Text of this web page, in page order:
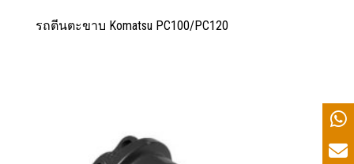
รถตีนตะขาบ Komatsu PC100/PC120